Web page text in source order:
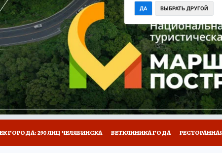
ПРОГНОЗЫ НА СПОРТ ПРОМОКОДЫ СЕРИАЛЫ
НЕДВИЖИМОСТЬ ТЕЛЕВИЗОР КОЛЛЕКЦИИ
НОВОЕ НА САЙТЕ
ДА ВЫБРАТЬ ДРУГОЙ
ГОРОДА: 290 ЛИЦ ЧЕЛЯБИНСКА ВЕТКЛИНИКА ГОДА